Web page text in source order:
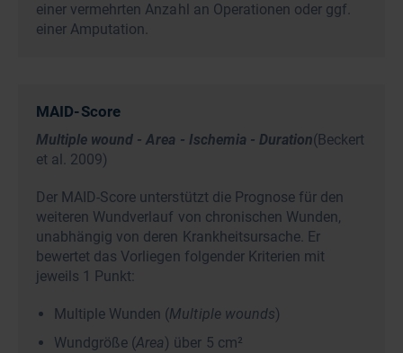
einer vermehrten Anzahl an Operationen oder ggf.
einer Amputation.
MAID-Score
Multiple wound - Area - Ischemia - Duration(Beckert
et al. 2009)
Der MAID-Score unterstützt die Prognose für den
weiteren Wundverlauf von chronischen Wunden,
unabhängig von deren Krankheitsursache. Er
bewertet das Vorliegen folgender Kriterien mit
jeweils 1 Punkt:
Multiple Wunden (Multiple wounds)
Wundgröße (Area) über 5 cm²